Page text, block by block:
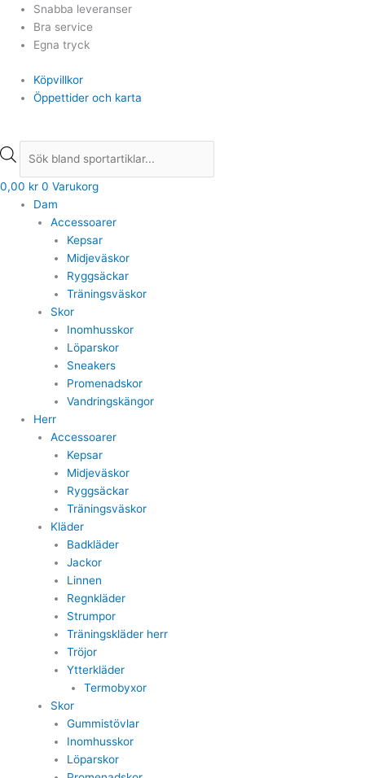
Hoppa
innehåll
Snabba leveranser
Bra service
Egna tryck
Köpvillkor
Öppettider och karta
Products
search
0,00 kr 0 Varukorg
Dam
Accessoarer
Kepsar
Midjeväskor
Ryggsäckar
Träningsväskor
Skor
Inomhusskor
Löparskor
Sneakers
Promenadskor
Vandringskängor
Herr
Accessoarer
Kepsar
Midjeväskor
Ryggsäckar
Träningsväskor
Kläder
Badkläder
Jackor
Linnen
Regnkläder
Strumpor
Träningskläder herr
Tröjor
Ytterkläder
Termobyxor
Skor
Gummistövlar
Inomhusskor
Löparskor
Products
search